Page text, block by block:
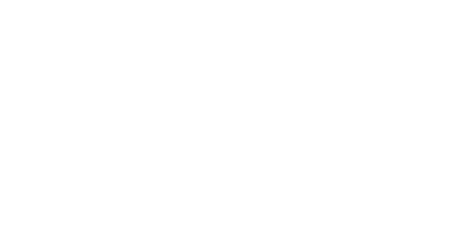
yan yana sunar. Bu, özellikle mobil kullanıcılar için karşılaştırmayı kolaylaştırır. Ek olarak sistem, seçilen şehrin ülke ortalamasına
kedi aşı fiyatları Türkiye ortalamasının %X üzerinde" gibi cümleler, kullanıcıya ham veri yerine anlamlı bir analiz sunar.
değil; şehir genelindeki olası dağılımı temsil eden referans aralığıdır. Bu nedenle karar verirken yalnızca tek bir değere
fiyat düşük görünse bile maksimum değerin yüksek olması, şehir içinde premium hizmet veren kliniklerin güçlü olduğu anlamına
"en doğru tercih" anlamına gelmez; hizmet kapsamı, kullanılan ürün markaları, hekim deneyimi ve klinik altyapısı gibi kalite göstergeleri
tek başına değerlendirmek yerine işlem sonrası bakım, anestezi protokolü ve takip randevuları gibi kalemleri de kontrol etmek daha
yerine "fiyat ve hizmet dengesi en uygun" noktayı bulmaktır. Klinik tarafında ise bu veriler, bulunduğunuz şehirdeki konumunuzu
rekabete göre yeniden kurgulamak için pratik bir temel sunar. Böylece hem hasta memnuniyeti hem de sürdürülebilir operasyon hedefi